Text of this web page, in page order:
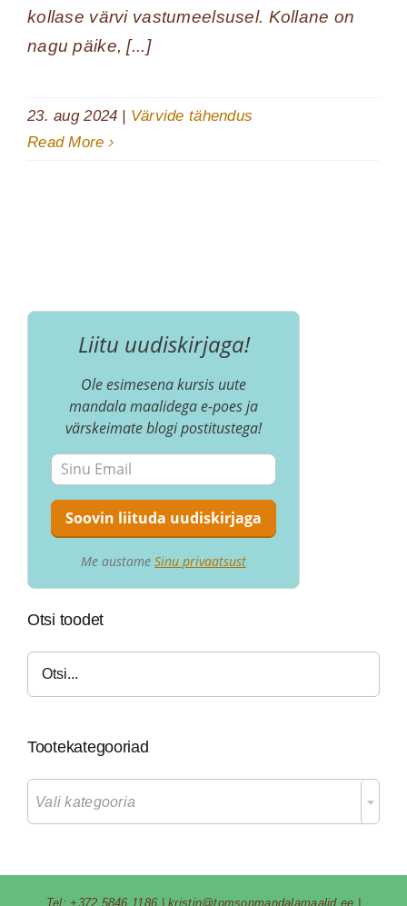
kollase värvi vastumeelsusel. Kollane on
nagu päike, [...]
23. aug 2024 | Värvide tähendus
Read More
Liitu uudiskirjaga!
Ole esimesena kursis uute
mandala maalidega e-poes ja
värskeimate blogi postitustega!
Me austame Sinu privaatsust
Otsi toodet
Tootekategooriad
Vali kategooria
Tel: +372 5846 1186 |kristin@tomsonmandalamaalid.ee